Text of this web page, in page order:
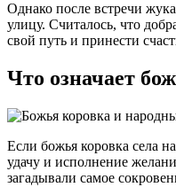
Однако после встречи
улицу. Считалось, что
свой путь и принести
Что означает
Если божья коровка села
удачу и исполнение
загадывали самое